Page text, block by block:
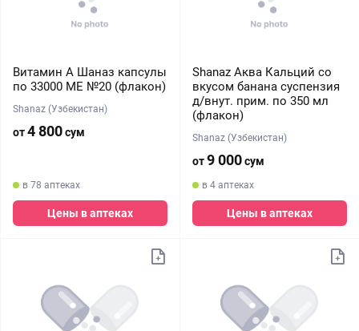
Витамин А Шаназ капсулы
по 33000 МЕ №20 (флакон)
Shanaz (Узбекистан)
от4 800сум
в 78 аптеках
Цены в аптеках
Shanaz Аква Кальций со
вкусом банана суспензия
д/внут. прим. по 350 мл
(флакон)
Shanaz (Узбекистан)
от9 000сум
в 4 аптеках
Цены в аптеках